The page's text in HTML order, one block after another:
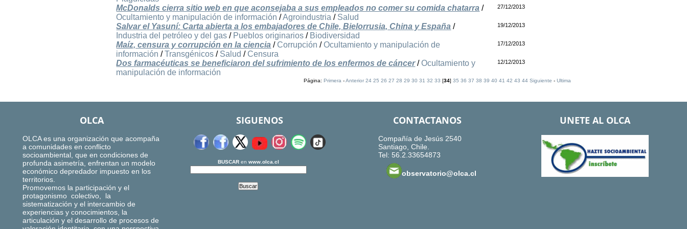
McDonalds cierra sitio web en que aconsejaba a sus empleados no comer su comida chatarra /
Ocultamiento y manipulación de información /Agroindustria / Salud
27/12/2013
Salvar el Yasuní: Carta abierta a los embajadores de Chile, Bielorrusia, China y España /
Industria del petróleo y del gas / Pueblos originarios / Biodiversidad
19/12/2013
Maíz, censura y corrupción en la ciencia / Corrupción /Ocultamiento y manipulación de
información /Transgénicos / Salud / Censura
17/12/2013
Dos farmacéuticas se beneficiaron del sufrimiento de los enfermos de cáncer/Ocultamiento y
manipulación de información
12/12/2013
Página: Primera-Anterior 24 25 26 27 28 29 30 31 32 33 [34] 35 36 37 38 39 40 41 42 43 44 Siguiente - Ultima
OLCA
OLCA es una organización que acompaña
a comunidades en conflicto
socioambiental, que en condiciones de
profunda asimetría, enfrentan un modelo
económico depredador impuesto en los
territorios.
Promovemos la participación y el
protagonismo colectivo, la
sistematización y el intercambio de
experiencias y conocimientos, la
articulación y el desarrollo de procesos de
SIGUENOS
BUSCARen www.olca.cl
CONTACTANOS
Compañía de Jesús 2540
Santiago, Chile.
Tel: 56.2.33654873
observatorio@olca.cl
UNETE AL OLCA